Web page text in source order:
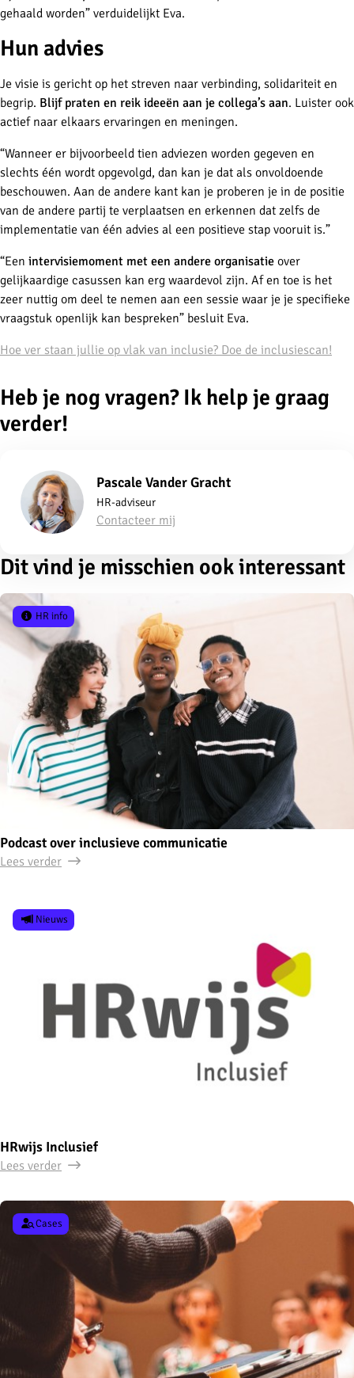
gehaald worden” verduidelijkt Eva.
Hun advies
Je visie is gericht op het streven naar verbinding, solidariteit en
begrip. Blijf praten en reik ideeën aan je collega’s aan. Luister ook
actief naar elkaars ervaringen en meningen.
“Wanneer er bijvoorbeeld tien adviezen worden gegeven en
slechts één wordt opgevolgd, dan kan je dat als onvoldoende
beschouwen. Aan de andere kant kan je proberen je in de positie
van de andere partij te verplaatsen en erkennen dat zelfs de
implementatie van één advies al een positieve stap vooruit is.”
“Een intervisiemoment met een andere organisatie over
gelijkaardige casussen kan erg waardevol zijn. Af en toe is het
zeer nuttig om deel te nemen aan een sessie waar je je specifieke
vraagstuk openlijk kan bespreken” besluit Eva.
Hoe ver staan jullie op vlak van inclusie? Doe de inclusiescan!
Heb je nog vragen? Ik help je graag
verder!
Pascale Vander Gracht
HR-adviseur
Contacteer mij
Dit vind je misschien ook interessant
Podcast over inclusieve communicatie
HR info
Lees verder
HRwijs Inclusief
Nieuws
Lees verder
Cases